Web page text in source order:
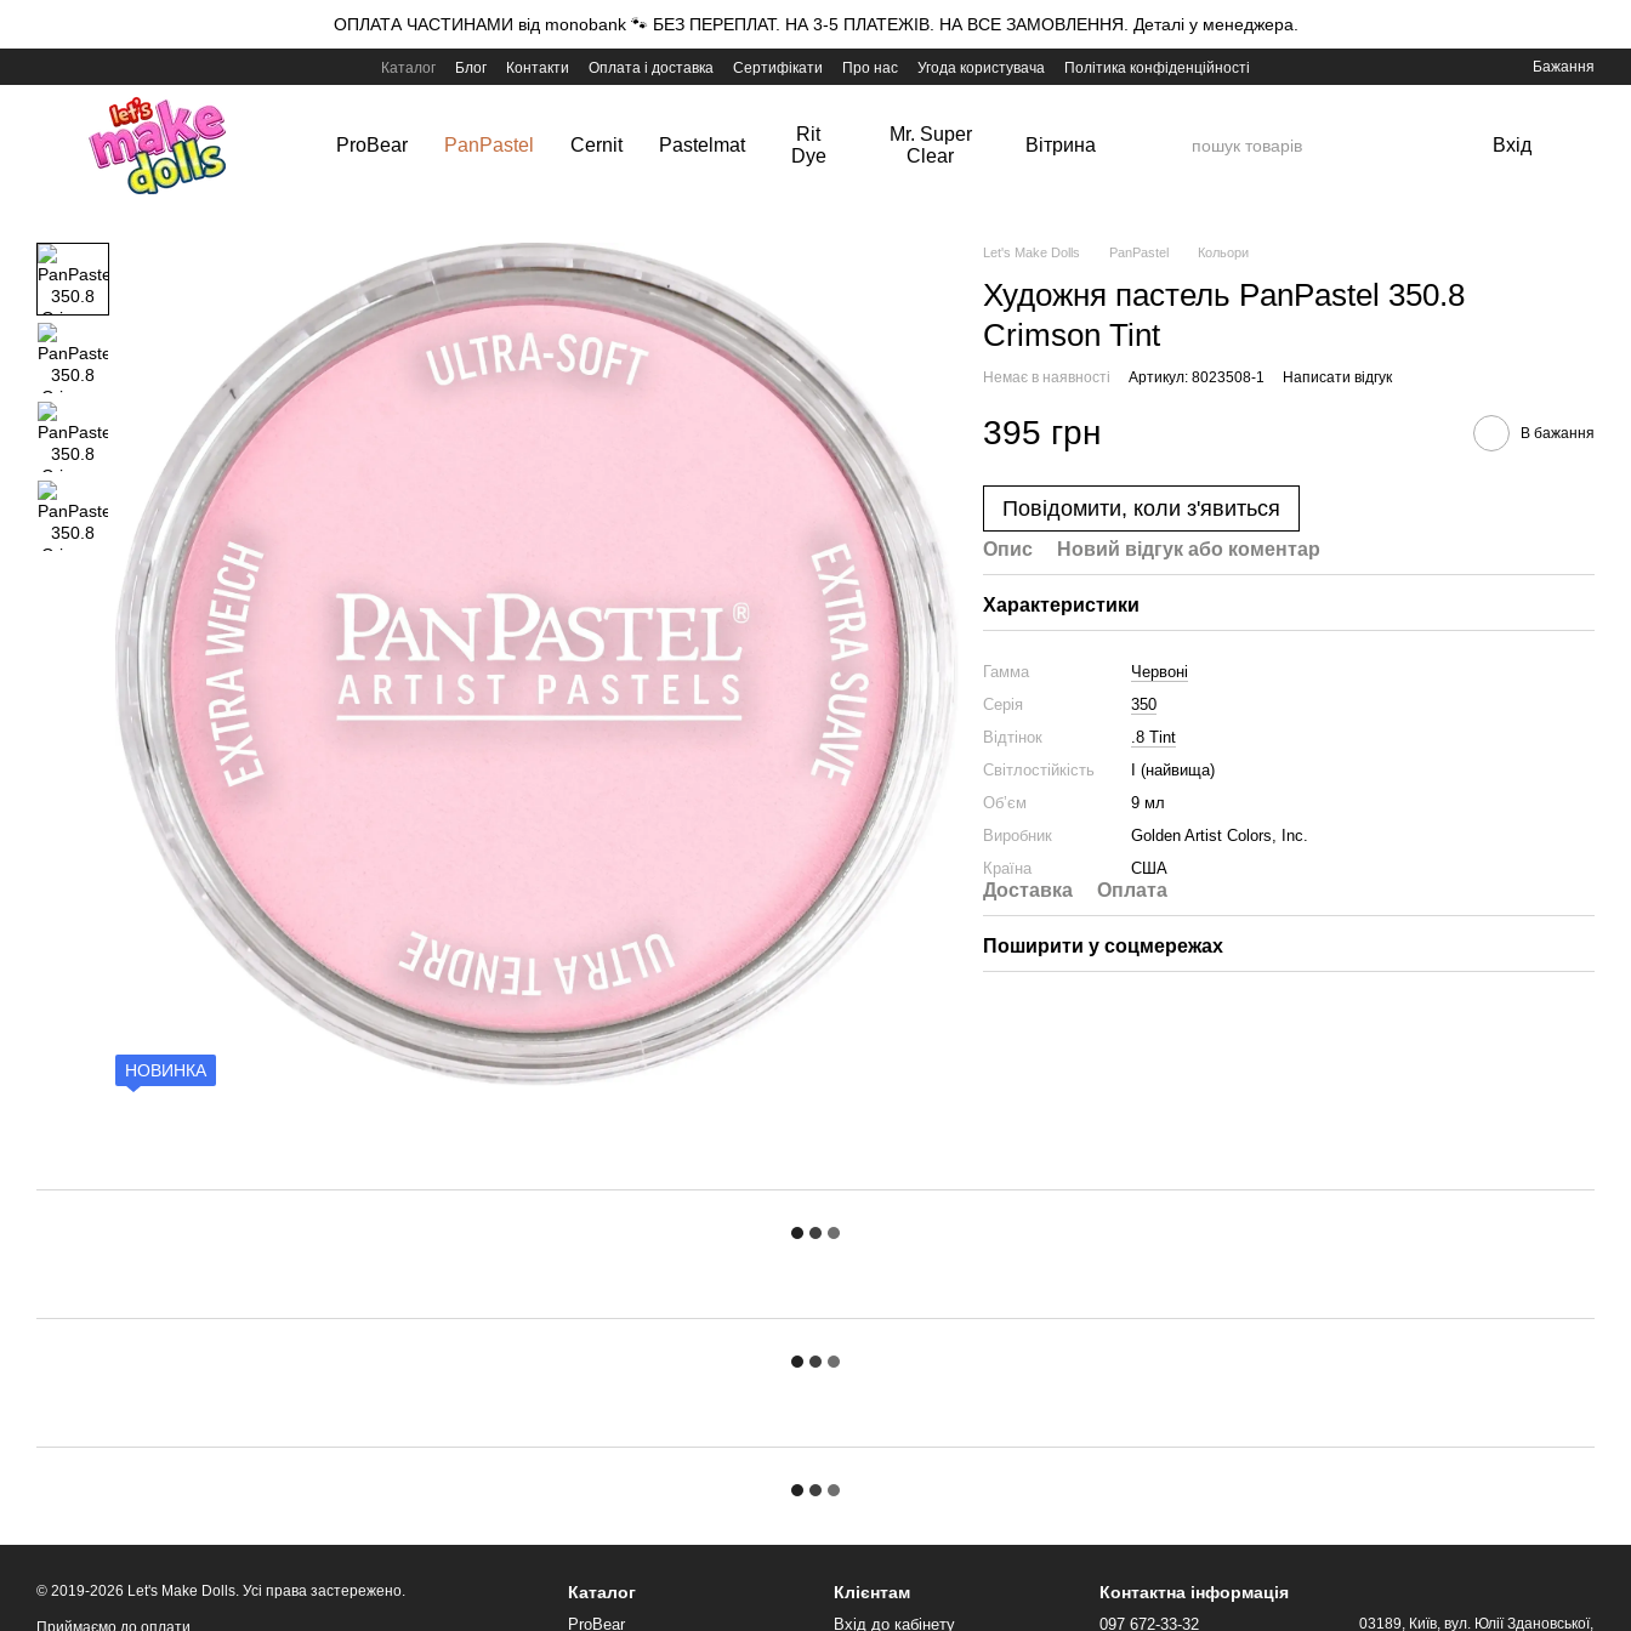
ОПЛАТА ЧАСТИНАМИ від monobank 🐾 БЕЗ ПЕРЕПЛАТ. НА 3-5 ПЛАТЕЖІВ. НА ВСЕ ЗАМОВЛЕННЯ. Деталі у менеджера.
Каталог Блог Контакти Оплата і доставка Сертифікати Про нас Угода користувача Політика конфіденційності Бажання
ProBear PanPastel Cernit Pastelmat
Rit
Dye
Mr. Super
Clear
Вітрина Вхід
НОВИНКА
Let's Make Dolls PanPastel Кольори
Художня пастель PanPastel 350.8
Crimson Tint
Немає в наявності Артикул: 8023508-1 Написати відгук
395 грн В бажання
Повідомити, коли з'явиться
Опис Новий відгук або коментар
Характеристики
Гамма
Червоні
Серія
350
Відтінок
.8 Tint
Світлостійкість
I (найвища)
Обʼєм
9 мл
Виробник
Golden Artist Colors, Inc.
Країна
США
Доставка Оплата
Поширити у соцмережах
© 2019-2026 Let's Make Dolls. Усі права застережено. Каталог
ProBear
Клієнтам
Вхід до кабінету
Контактна інформація
097 672-33-32 03189, Київ, вул. Юлії Здановської,